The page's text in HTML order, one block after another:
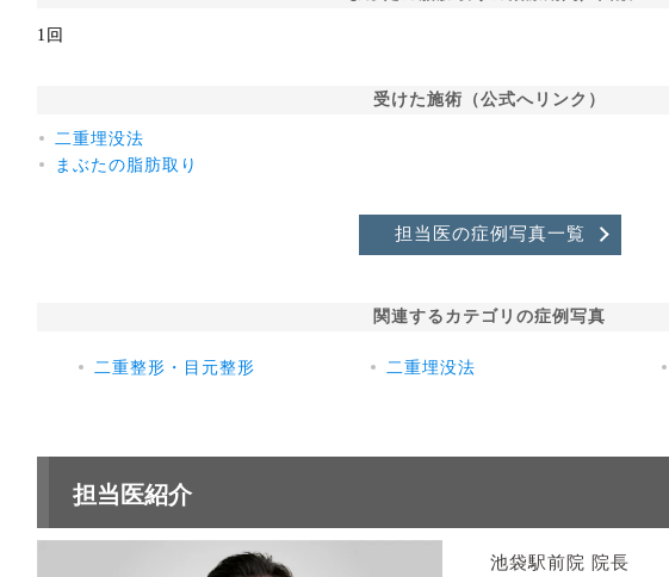
1回
受けた施術（公式へリンク）
二重埋没法
まぶたの脂肪取り
担当医の症例写真一覧
関連するカテゴリの症例写真
二重整形・目元整形 二重埋没法
担当医紹介
池袋駅前院 院長